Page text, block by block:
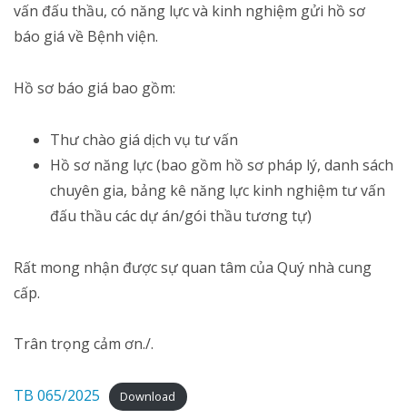
vấn đấu thầu, có năng lực và kinh nghiệm gửi hồ sơ
báo giá về Bệnh viện.
Hồ sơ báo giá bao gồm:
Thư chào giá dịch vụ tư vấn
Hồ sơ năng lực (bao gồm hồ sơ pháp lý, danh sách
chuyên gia, bảng kê năng lực kinh nghiệm tư vấn
đấu thầu các dự án/gói thầu tương tự)
Rất mong nhận được sự quan tâm của Quý nhà cung
cấp.
Trân trọng cảm ơn./.
TB 065/2025 Download